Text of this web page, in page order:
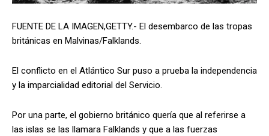
FUENTE DE LA IMAGEN,GETTY.- El desembarco de las tropas
británicas en Malvinas/Falklands.
El conflicto en el Atlántico Sur puso a prueba la independencia
y la imparcialidad editorial del Servicio.
Por una parte, el gobierno británico quería que al referirse a
las islas se las llamara Falklands y que a las fuerzas